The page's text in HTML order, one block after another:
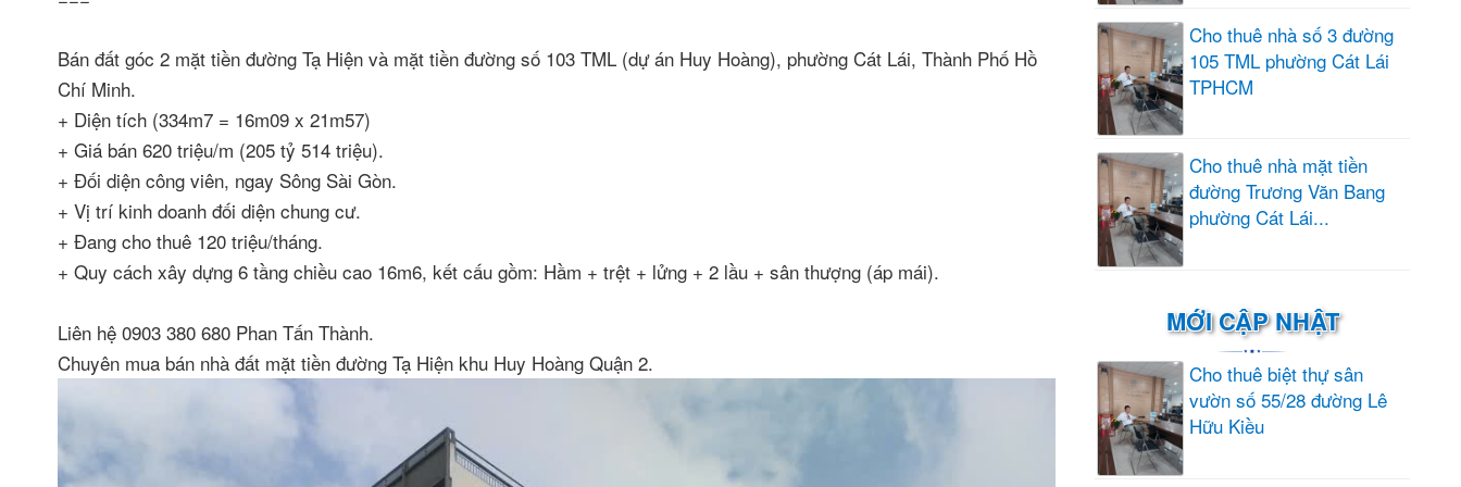
Bán đất góc 2 mặt tiền đường Tạ Hiện và mặt tiền đường số 103 TML (dự án Huy Hoàng), phường Cát Lái, Thành Phố Hồ
Chí Minh.
+ Diện tích (334m7 = 16m09 x 21m57)
+ Giá bán 620 triệu/m (205 tỷ 514 triệu).
+ Đối diện công viên, ngay Sông Sài Gòn.
+ Vị trí kinh doanh đối diện chung cư.
+ Đang cho thuê 120 triệu/tháng.
+ Quy cách xây dựng 6 tầng chiều cao 16m6, kết cấu gồm: Hầm + trệt + lửng + 2 lầu + sân thượng (áp mái).
Liên hệ 0903 380 680 Phan Tấn Thành.
Chuyên mua bán nhà đất mặt tiền đường Tạ Hiện khu Huy Hoàng Quận 2.
Cho thuê nhà số 3 đường
105 TML phường Cát Lái
TPHCM
Cho thuê nhà mặt tiền
đường Trương Văn Bang
phường Cát Lái...
MỚI CẬP NHẬT
Cho thuê biệt thự sân
vườn số 55/28 đường Lê
Hữu Kiều